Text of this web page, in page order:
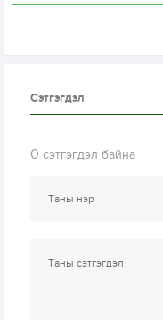
Сэтгэгдэл
0 сэтгэгдэл байна